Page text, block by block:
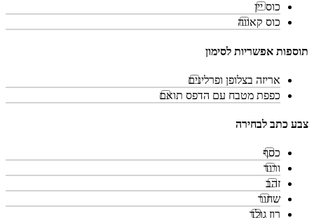
כוס יין
כוס קאווה
תוספות אפשריות לסימון
אריזה בצלופן ופרלינים
כפפת מטבח עם הדפס תואם
צבע כתב לבחירה
כסף
ורוד
זהב
שחור
רוז גולד